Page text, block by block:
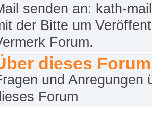
senden an: kath-
der Bitte um
Forum.
dieses Forum
und Anregungen
Forum